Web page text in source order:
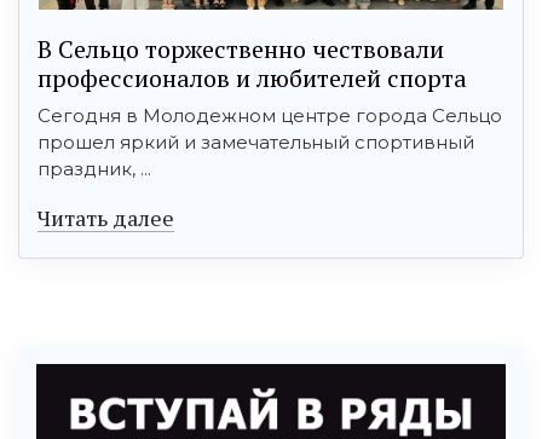
В Сельцо торжественно чествовали
профессионалов и любителей спорта
Сегодня в Молодежном центре города Сельцо
прошел яркий и замечательный спортивный
праздник, ...
Читать далее